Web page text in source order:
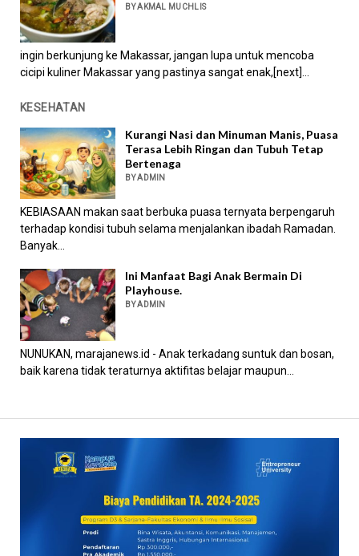
BY AKMAL MUCHLIS
ingin berkunjung ke Makassar, jangan lupa untuk mencoba
cicipi kuliner Makassar yang pastinya sangat enak,[next]...
KESEHATAN
Kurangi Nasi dan Minuman Manis, Puasa
Terasa Lebih Ringan dan Tubuh Tetap
Bertenaga
BY ADMIN
KEBIASAAN makan saat berbuka puasa ternyata berpengaruh
terhadap kondisi tubuh selama menjalankan ibadah Ramadan.
Banyak...
Ini Manfaat Bagi Anak Bermain Di
Playhouse.
BY ADMIN
NUNUKAN, marajanews.id - Anak terkadang suntuk dan bosan,
baik karena tidak teraturnya aktifitas belajar maupun...